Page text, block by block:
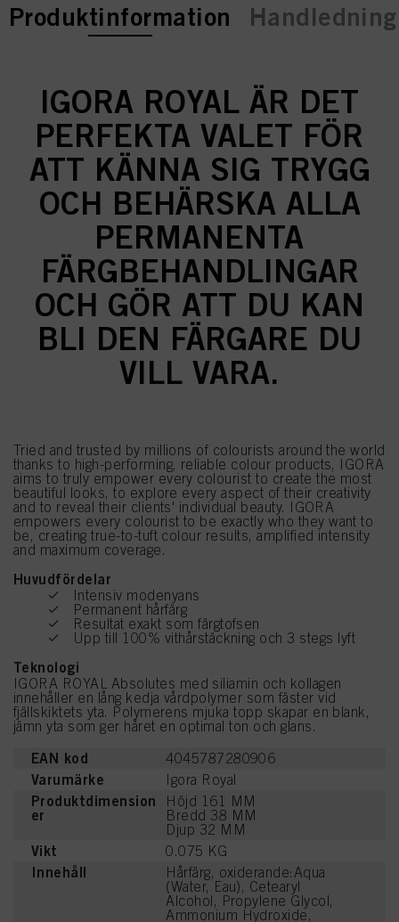
current tab:
Produktinformation
IGORA ROYAL ÄR DET
PERFEKTA VALET FÖR
ATT KÄNNA SIG TRYGG
OCH BEHÄRSKA ALLA
PERMANENTA
FÄRGBEHANDLINGAR
OCH GÖR ATT DU KAN
BLI DEN FÄRGARE DU
VILL VARA.
Tried and trusted by millions of colourists around the world
thanks to high-performing, reliable colour products, IGORA
aims to truly empower every colourist to create the most
beautiful looks, to explore every aspect of their creativity
and to reveal their clients' individual beauty. IGORA
empowers every colourist to be exactly who they want to
be, creating true-to-tuft colour results, amplified intensity
and maximum coverage.
Huvudfördelar
Intensiv modenyans
Permanent hårfärg
Resultat exakt som färgtofsen
Upp till 100% vithårstäckning och 3 stegs lyft
Teknologi
IGORA ROYAL Absolutes med siliamin och kollagen
innehåller en lång kedja vårdpolymer som fäster vid
fjällskiktets yta. Polymerens mjuka topp skapar en blank,
jämn yta som ger håret en optimal ton och glans.
EAN kod 4045787280906
Varumärke Igora Royal
Produktdimension
er
Höjd 161 MM
Bredd 38 MM
Djup 32 MM
Vikt 0.075 KG
Innehåll
Hårfärg, oxiderande:Aqua
(Water, Eau), Cetearyl
Alcohol, Propylene Glycol,
Ammonium Hydroxide,